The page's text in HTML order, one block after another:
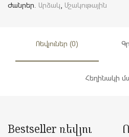
Ժանրեր. Արձակ, Մշակութային
Ռեվյուներ (0)
Հեղինակի
Bestseller ռեվյու